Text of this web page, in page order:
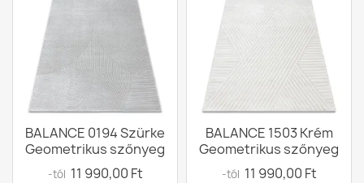
BALANCE 0194 Szürke
Geometrikus szőnyeg
-tól 11 990,00 Ft
BALANCE 1503 Krém
Geometrikus szőnyeg
-tól 11 990,00 Ft